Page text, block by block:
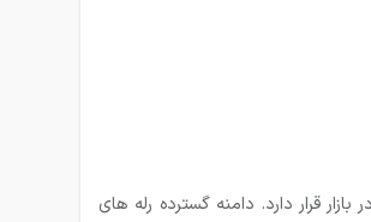
قرار دارد. دامنه گسترده رله های